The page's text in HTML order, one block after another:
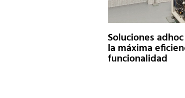
Soluciones
la máxima
funcionalidad